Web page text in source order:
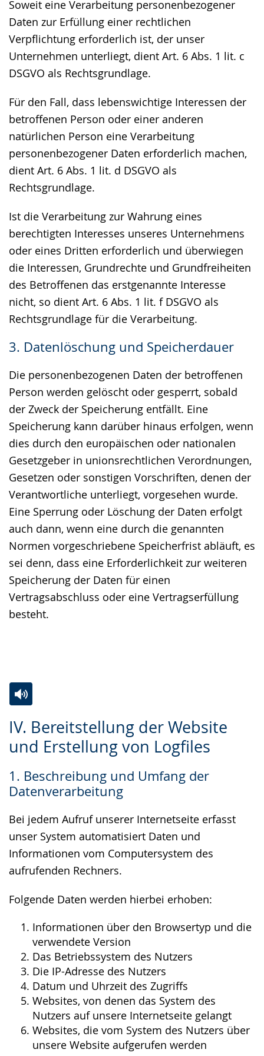
Soweit eine Verarbeitung personenbezogener
Daten zur Erfüllung einer rechtlichen
Verpflichtung erforderlich ist, der unser
Unternehmen unterliegt, dient Art. 6 Abs. 1 lit. c
DSGVO als Rechtsgrundlage.
Für den Fall, dass lebenswichtige Interessen der
betroffenen Person oder einer anderen
natürlichen Person eine Verarbeitung
personenbezogener Daten erforderlich machen,
dient Art. 6 Abs. 1 lit. d DSGVO als
Rechtsgrundlage.
Ist die Verarbeitung zur Wahrung eines
berechtigten Interesses unseres Unternehmens
oder eines Dritten erforderlich und überwiegen
die Interessen, Grundrechte und Grundfreiheiten
des Betroffenen das erstgenannte Interesse
nicht, so dient Art. 6 Abs. 1 lit. f DSGVO als
Rechtsgrundlage für die Verarbeitung.
3. Datenlöschung und Speicherdauer
Die personenbezogenen Daten der betroffenen
Person werden gelöscht oder gesperrt, sobald
der Zweck der Speicherung entfällt. Eine
Speicherung kann darüber hinaus erfolgen, wenn
dies durch den europäischen oder nationalen
Gesetzgeber in unionsrechtlichen Verordnungen,
Gesetzen oder sonstigen Vorschriften, denen der
Verantwortliche unterliegt, vorgesehen wurde.
Eine Sperrung oder Löschung der Daten erfolgt
auch dann, wenn eine durch die genannten
Normen vorgeschriebene Speicherfrist abläuft, es
sei denn, dass eine Erforderlichkeit zur weiteren
Speicherung der Daten für einen
Vertragsabschluss oder eine Vertragserfüllung
besteht.
IV. Bereitstellung der Website
und Erstellung von Logfiles
1. Beschreibung und Umfang der
Datenverarbeitung
Bei jedem Aufruf unserer Internetseite erfasst
unser System automatisiert Daten und
Informationen vom Computersystem des
aufrufenden Rechners.
Folgende Daten werden hierbei erhoben:
Informationen über den Browsertyp und die
verwendete Version
Das Betriebssystem des Nutzers
Die IP-Adresse des Nutzers
Datum und Uhrzeit des Zugriffs
Websites, von denen das System des
Nutzers auf unsere Internetseite gelangt
Websites, die vom System des Nutzers über
unsere Website aufgerufen werden
Leichten
Sprache
Audio-
Unterstützung.
Video
in
Gebärdensprache
wird
angezeigt.